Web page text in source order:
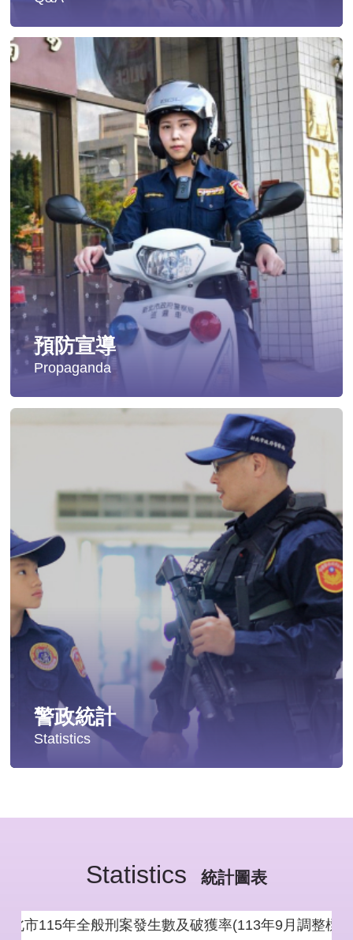
遭受性侵害時，可向哪些單位求助？
發生性侵害案件後，我可以請社工陪同嗎?
發生性侵害案件後，我需要去驗傷嗎?
遇到性騷擾案件之處理？
當你遭受到家庭暴力時該如何處理？
如何執行家庭暴力加害人訪查、訪查對象及期間為何?
預防宣導
Propaganda
影音專區
交通安全
警政統計
Statistics
新北市重要警政統計指標
警政性別統計
Statistics 統計圖表
北市115年全般刑案發生數及破獲率(113年9月調整標